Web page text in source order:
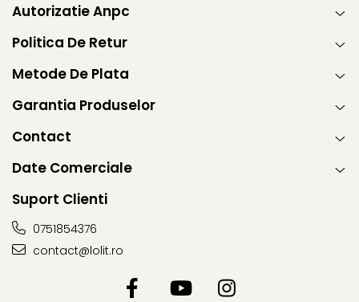
Autorizatie Anpc
Politica De Retur
Metode De Plata
Garantia Produselor
Contact
Date Comerciale
Suport Clienti
0751854376
contact@lolit.ro